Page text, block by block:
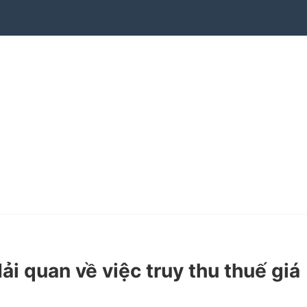
quan về việc truy thu thuế giá